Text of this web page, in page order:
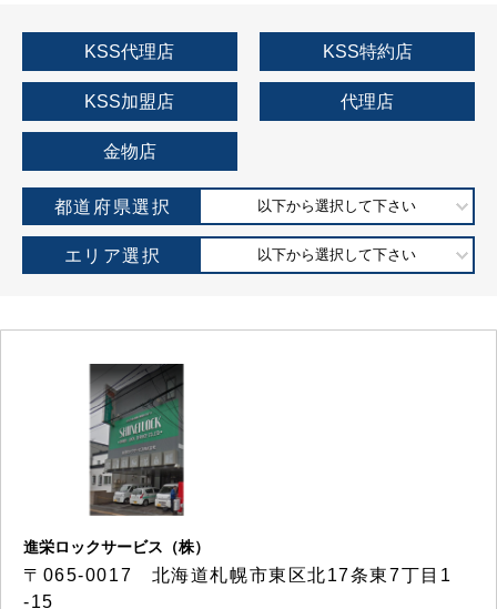
KSS代理店 KSS特約店
KSS加盟店 代理店
金物店
都道府県選択 以下から選択して下さい
エリア選択 以下から選択して下さい
進栄ロックサービス（株）
〒065-0017 北海道札幌市東区北17条東7丁目1
-15